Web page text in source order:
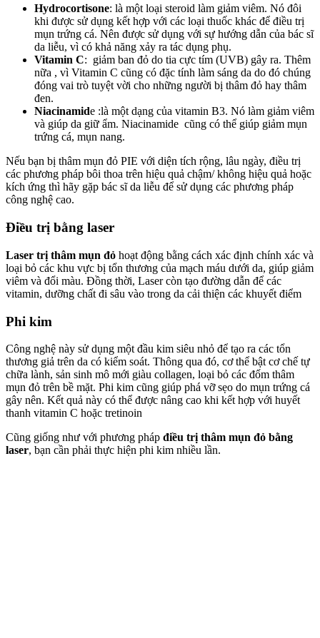
Hydrocortisone: là một loại steroid làm giảm viêm. Nó đôi
khi được sử dụng kết hợp với các loại thuốc khác để điều trị
mụn trứng cá. Nên được sử dụng với sự hướng dẫn của bác sĩ
da liễu, vì có khả năng xảy ra tác dụng phụ.
Vitamin C: giảm ban đỏ do tia cực tím (UVB) gây ra. Thêm
nữa , vì Vitamin C cũng có đặc tính làm sáng da do đó chúng
đóng vai trò tuyệt vời cho những người bị thâm đỏ hay thâm
đen.
Niacinamide :là một dạng của vitamin B3. Nó làm giảm viêm
và giúp da giữ ẩm. Niacinamide cũng có thể giúp giảm mụn
trứng cá, mụn nang.
Nếu bạn bị thâm mụn đỏ PIE với diện tích rộng, lâu ngày, điều trị
các phương pháp bôi thoa trên hiệu quả chậm/ không hiệu quả hoặc
kích ứng thì hãy gặp bác sĩ da liễu để sử dụng các phương pháp
công nghệ cao.
Điều trị bằng laser
Laser trị thâm mụn đỏ hoạt động bằng cách xác định chính xác và
loại bỏ các khu vực bị tổn thương của mạch máu dưới da, giúp giảm
viêm và đổi màu. Đồng thời, Laser còn tạo đường dẫn để các
vitamin, dưỡng chất đi sâu vào trong da cải thiện các khuyết điểm
Phi kim
Công nghệ này sử dụng một đầu kim siêu nhỏ để tạo ra các tổn
thương giả trên da có kiểm soát. Thông qua đó, cơ thể bật cơ chế tự
chữa lành, sản sinh mô mới giàu collagen, loại bỏ các đốm thâm
mụn đỏ trên bề mặt. Phi kim cũng giúp phá vỡ sẹo do mụn trứng cá
gây nên. Kết quả này có thể được nâng cao khi kết hợp với huyết
thanh vitamin C hoặc tretinoin
Cũng giống như với phương pháp điều trị thâm mụn đỏ bằng
laser, bạn cần phải thực hiện phi kim nhiều lần.